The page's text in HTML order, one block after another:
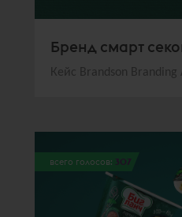
Бренд смарт
Кейс Brandson Branding
всего голосов: 307